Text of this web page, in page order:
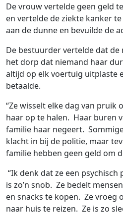
De vrouw vertelde geen geld
en vertelde de ziekte kanker
aan de dunne en bevuilde de
De bestuurder vertelde dat
het dorp dat niemand haar
altijd op elk voertuig uitplaste
betaalde.
“Ze wisselt elke dag van pruik
haar op te halen. Haar buren
familie haar negeert.
klacht in bij de politie, maar
familie hebben geen geld om
“Ik denk dat ze een
is zo’n snob. Ze bedelt
en snacks te kopen. Ze vroeg
naar huis te reizen. Ze is zo